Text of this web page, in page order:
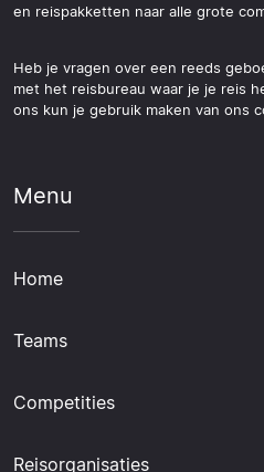
en reispakketten naar alle grote
Heb je vragen over een reeds
met het reisbureau waar je je reis
ons kun je gebruik maken van ons
Menu
Home
Teams
Competities
Reisorganisaties